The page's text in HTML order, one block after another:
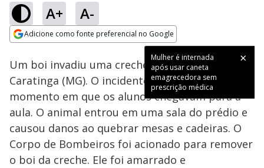
A+ A-
Adicione como fonte preferencial no Google
Mulher é internada
após usar caneta
emagrecedora sem
prescrição médica
Ativar
100.00%
Um boi invadiu uma creche na cidade de
Caratinga (MG). O incidente ocorreu no
momento em que os alunos chegavam para a
aula. O animal entrou em uma sala do prédio e
causou danos ao quebrar mesas e cadeiras. O
Corpo de Bombeiros foi acionado para remover
o boi da creche. Ele foi amarrado e